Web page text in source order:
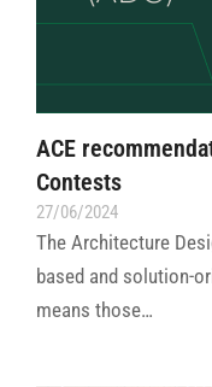
ACE
Contests
27/06/2024
The Architecture
based and solution-
means those…